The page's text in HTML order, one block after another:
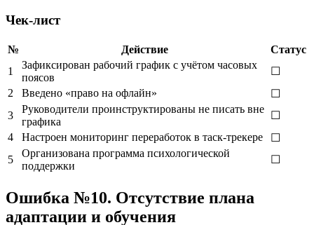
Чек-лист
№ Действие
Статус
1
Зафиксирован рабочий график с учётом часовых
поясов
☐
2
Введено «право на офлайн»
☐
3
Руководители проинструктированы не писать вне
графика
☐
4
Настроен мониторинг переработок в таск-трекере
☐
5
Организована программа психологической
поддержки
☐
Ошибка №10. Отсутствие плана
адаптации и обучения